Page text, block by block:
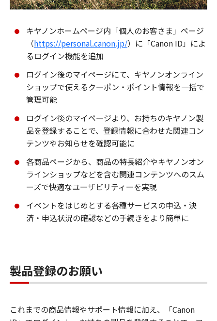
キヤノンホームページ内「個人のお客さま」ページ
（https://personal.canon.jp/）に「Canon ID」によ
るログイン機能を追加
ログイン後のマイページにて、キヤノンオンライン
ショップで使えるクーポン・ポイント情報を一括で
管理可能
ログイン後のマイページより、お持ちのキヤノン製
品を登録することで、登録情報に合わせた関連コン
テンツやお知らせを確認可能に
各商品ページから、商品の特長紹介やキヤノンオン
ラインショップなどを含む関連コンテンツへのスム
ーズで快適なユーザビリティーを実現
イベントをはじめとする各種サービスの申込・決
済・申込状況の確認などの手続きをより簡単に
製品登録のお願い
これまでの商品情報やサポート情報に加え、「Canon